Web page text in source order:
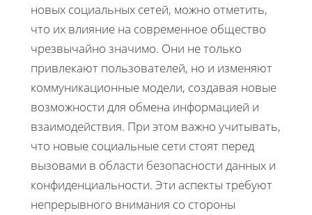
новых социальных сетей, можно отметить,
что их влияние на современное общество
чрезвычайно значимо. Они не только
привлекают пользователей, но и изменяют
коммуникационные модели, создавая новые
возможности для обмена информацией и
взаимодействия. При этом важно учитывать,
что новые социальные сети стоят перед
вызовами в области безопасности данных и
конфиденциальности. Эти аспекты требуют
непрерывного внимания со стороны